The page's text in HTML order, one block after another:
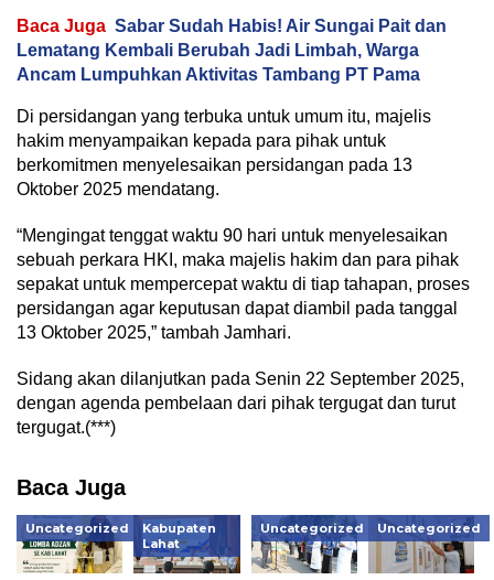
Baca Juga Sabar Sudah Habis! Air Sungai Pait dan
Lematang Kembali Berubah Jadi Limbah, Warga
Ancam Lumpuhkan Aktivitas Tambang PT Pama
Di persidangan yang terbuka untuk umum itu, majelis
hakim menyampaikan kepada para pihak untuk
berkomitmen menyelesaikan persidangan pada 13
Oktober 2025 mendatang.
“Mengingat tenggat waktu 90 hari untuk menyelesaikan
sebuah perkara HKI, maka majelis hakim dan para pihak
sepakat untuk mempercepat waktu di tiap tahapan, proses
persidangan agar keputusan dapat diambil pada tanggal
13 Oktober 2025,” tambah Jamhari.
Sidang akan dilanjutkan pada Senin 22 September 2025,
dengan agenda pembelaan dari pihak tergugat dan turut
tergugat.(***)
Baca Juga
Uncategorized
Kabupaten
Lahat
Uncategorized Uncategorized